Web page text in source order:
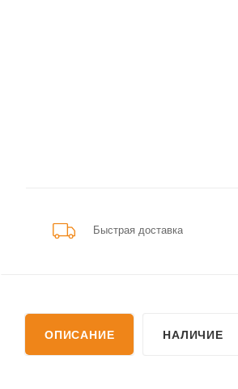
Быстрая доставка
ОПИСАНИЕ НАЛИЧИЕ